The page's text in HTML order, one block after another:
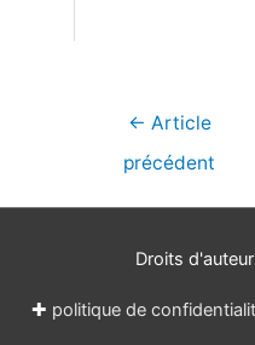
Navigation
← Article
précédent
Droits
✚ politique de